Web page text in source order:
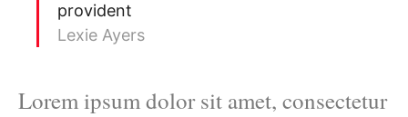
provident
Lexie Ayers
Lorem ipsum dolor sit amet, consectetur